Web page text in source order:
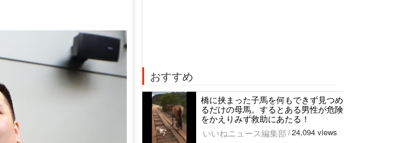
おすすめ
橋に挟まった子馬を何もできず見つめ
るだけの母馬。するとある男性が危険
をかえりみず救助にあたる！
いいねニュース編集部 / 24,094 views